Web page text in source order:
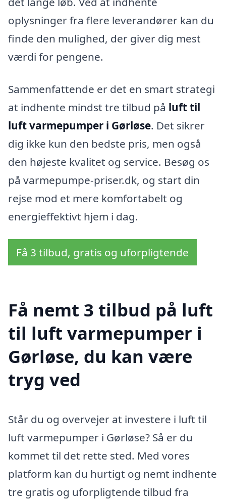
oplysninger fra flere leverandører kan du
finde den mulighed, der giver dig mest
værdi for pengene.
Sammenfattende er det en smart strategi
at indhente mindst tre tilbud på luft til
luft varmepumper i Gørløse. Det sikrer
dig ikke kun den bedste pris, men også
den højeste kvalitet og service. Besøg os
på varmepumpe-priser.dk, og start din
rejse mod et mere komfortabelt og
energieffektivt hjem i dag.
Få 3 tilbud, gratis og uforpligtende
Få nemt 3 tilbud på luft
til luft varmepumper i
Gørløse, du kan være
tryg ved
Står du og overvejer at investere i luft til
luft varmepumper i Gørløse? Så er du
kommet til det rette sted. Med vores
platform kan du hurtigt og nemt indhente
tre gratis og uforpligtende tilbud fra